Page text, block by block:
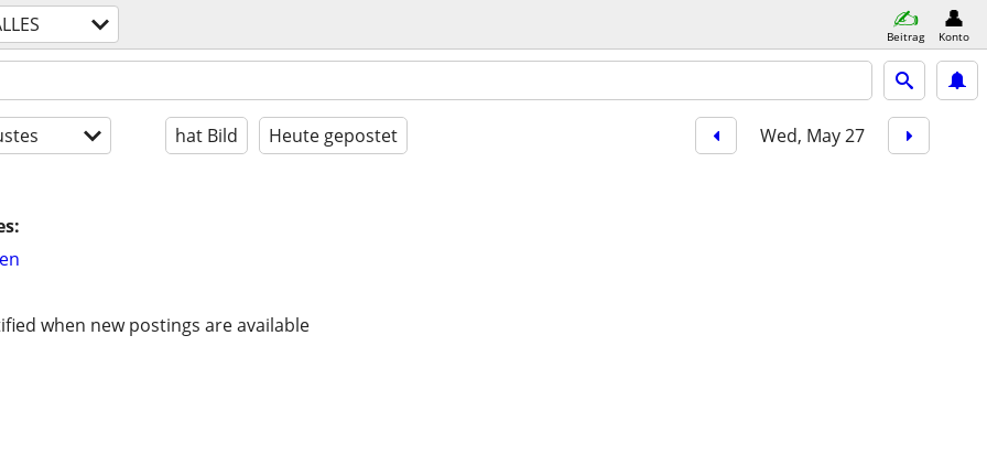
Beitrag Konto
hat Bild Heute gepostet Wed, May 27
when new postings are available